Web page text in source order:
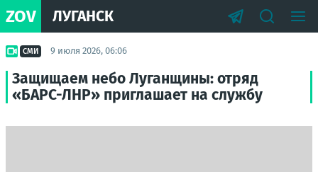
ZOV ЛУГАНСК
СМИ 9 июля 2026, 06:06
Защищаем небо Луганщины: отряд
«БАРС-ЛНР» приглашает на службу